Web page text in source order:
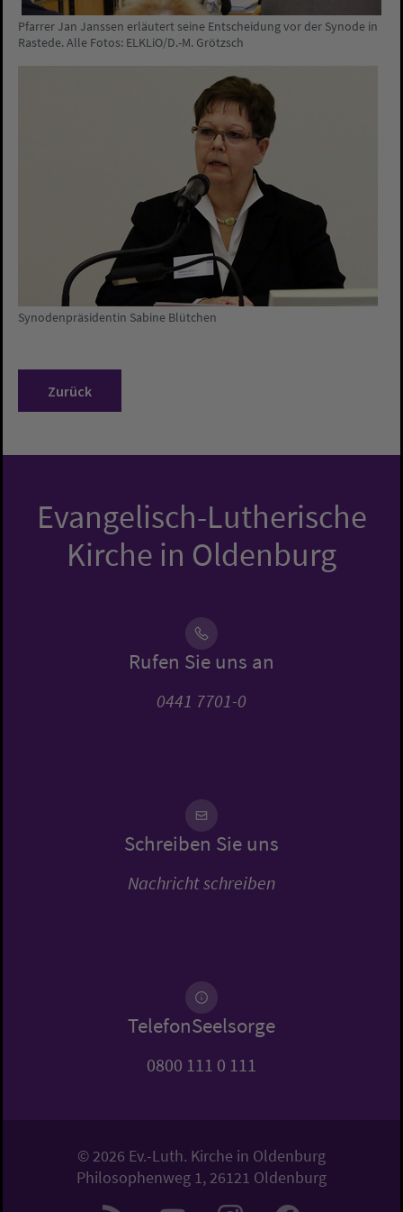
Pfarrer Jan Janssen erläutert seine Entscheidung vor der Synode in
Rastede. Alle Fotos: ELKLiO/D.-M. Grötzsch
Synodenpräsidentin Sabine Blütchen
Zurück
Evangelisch-Lutherische
Kirche in Oldenburg
Rufen Sie uns an
0441 7701-0
Schreiben Sie uns
Nachricht schreiben
TelefonSeelsorge
0800 111 0 111
© 2026 Ev.-Luth. Kirche in Oldenburg
Philosophenweg 1, 26121 Oldenburg